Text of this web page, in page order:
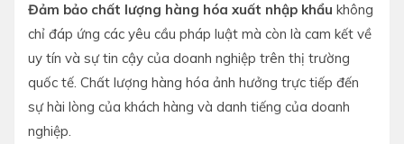
Đảm bảo chất lượng hàng hóa xuất nhập khẩu không
chỉ đáp ứng các yêu cầu pháp luật mà còn là cam kết về
uy tín và sự tin cậy của doanh nghiệp trên thị trường
quốc tế. Chất lượng hàng hóa ảnh hưởng trực tiếp đến
sự hài lòng của khách hàng và danh tiếng của doanh
nghiệp.